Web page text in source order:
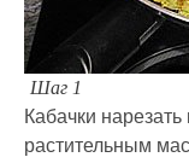
Шаг 1
Кабачки
растительным